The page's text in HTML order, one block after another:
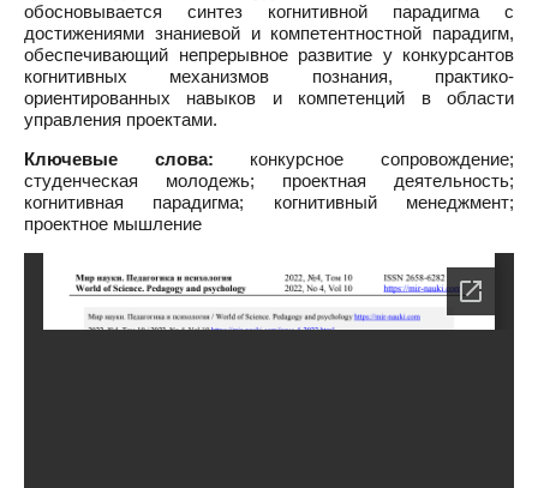
обосновывается синтез когнитивной парадигма с
достижениями знаниевой и компетентностной парадигм,
обеспечивающий непрерывное развитие у конкурсантов
когнитивных механизмов познания, практико-
ориентированных навыков и компетенций в области
управления проектами.
Ключевые слова: конкурсное сопровождение;
студенческая молодежь; проектная деятельность;
когнитивная парадигма; когнитивный менеджмент;
проектное мышление